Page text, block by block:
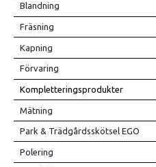
Blandning
Fräsning
Kapning
Förvaring
Kompletteringsprodukter
Mätning
Park & Trädgårdsskötsel EGO
Polering